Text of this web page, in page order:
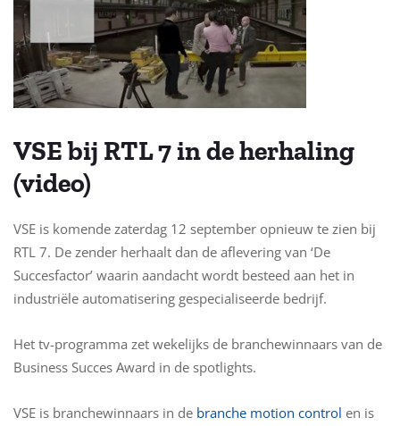
VSE bij RTL 7 in de herhaling
(video)
VSE is komende zaterdag 12 september opnieuw te zien bij
RTL 7. De zender herhaalt dan de aflevering van ‘De
Succesfactor’ waarin aandacht wordt besteed aan het in
industriële automatisering gespecialiseerde bedrijf.
Het tv-programma zet wekelijks de branchewinnaars van de
Business Succes Award in de spotlights.
VSE is branchewinnaars in de branche motion control en is